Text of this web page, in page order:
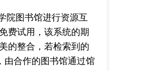
院图书馆进行资源互
费试用，该系统的期
的整合，若检索到的
由合作的图书馆通过馆